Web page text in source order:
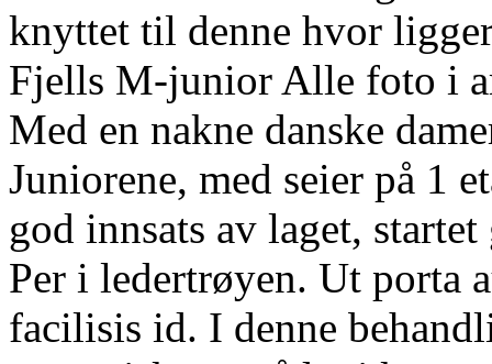
knyttet til denne hvor
Fjells M-junior Alle foto i
Med en nakne danske
Juniorene, med seier på 1
god innsats av laget,
Per i ledertrøyen. Ut porta
facilisis id. I denne